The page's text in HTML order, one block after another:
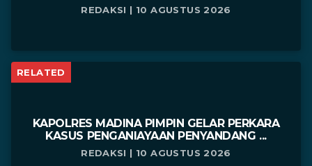
REDAKSI | 10 AGUSTUS 2026
RELATED
KAPOLRES MADINA PIMPIN GELAR PERKARA
KASUS PENGANIAYAAN PENYANDANG ...
REDAKSI | 10 AGUSTUS 2026